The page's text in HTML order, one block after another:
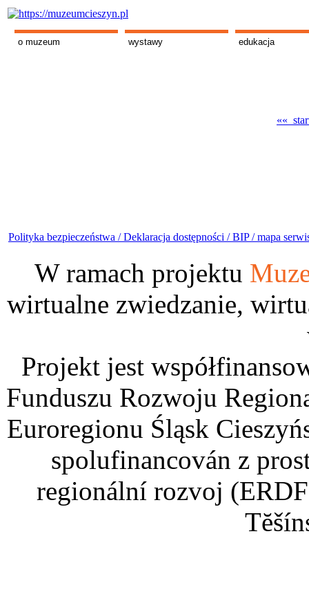
o muzeum wystawy edukacja
««
Polityka bezpieczeństwa /Deklaracja dostępności /BIP /mapa
W ramach projektu
wirtualne zwiedzanie,
Projekt jest
Funduszu Rozwoju
Euroregionu Śląsk
spolufinancován z
regionální rozvoj